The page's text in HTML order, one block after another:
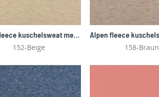
Alpen fleece kuschelsweat melange 4997
152-Beige 158-Braun